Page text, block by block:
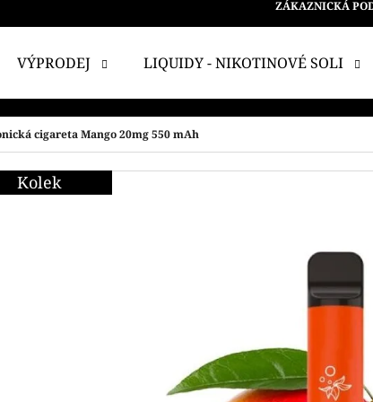
ZÁKAZNICKÁ
VÝPRODEJ LIQUIDY - NIKOTINOVÉ SOLI
cigareta Mango 20mg 550 mAh
Kolek
NAJÍT?